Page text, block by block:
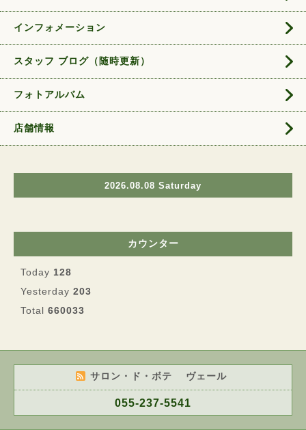
インフォメーション
スタッフ ブログ（随時更新）
フォトアルバム
店舗情報
2026.08.08 Saturday
カウンター
Today 128
Yesterday 203
Total 660033
サロン・ド・ボテ ヴェール
055-237-5541